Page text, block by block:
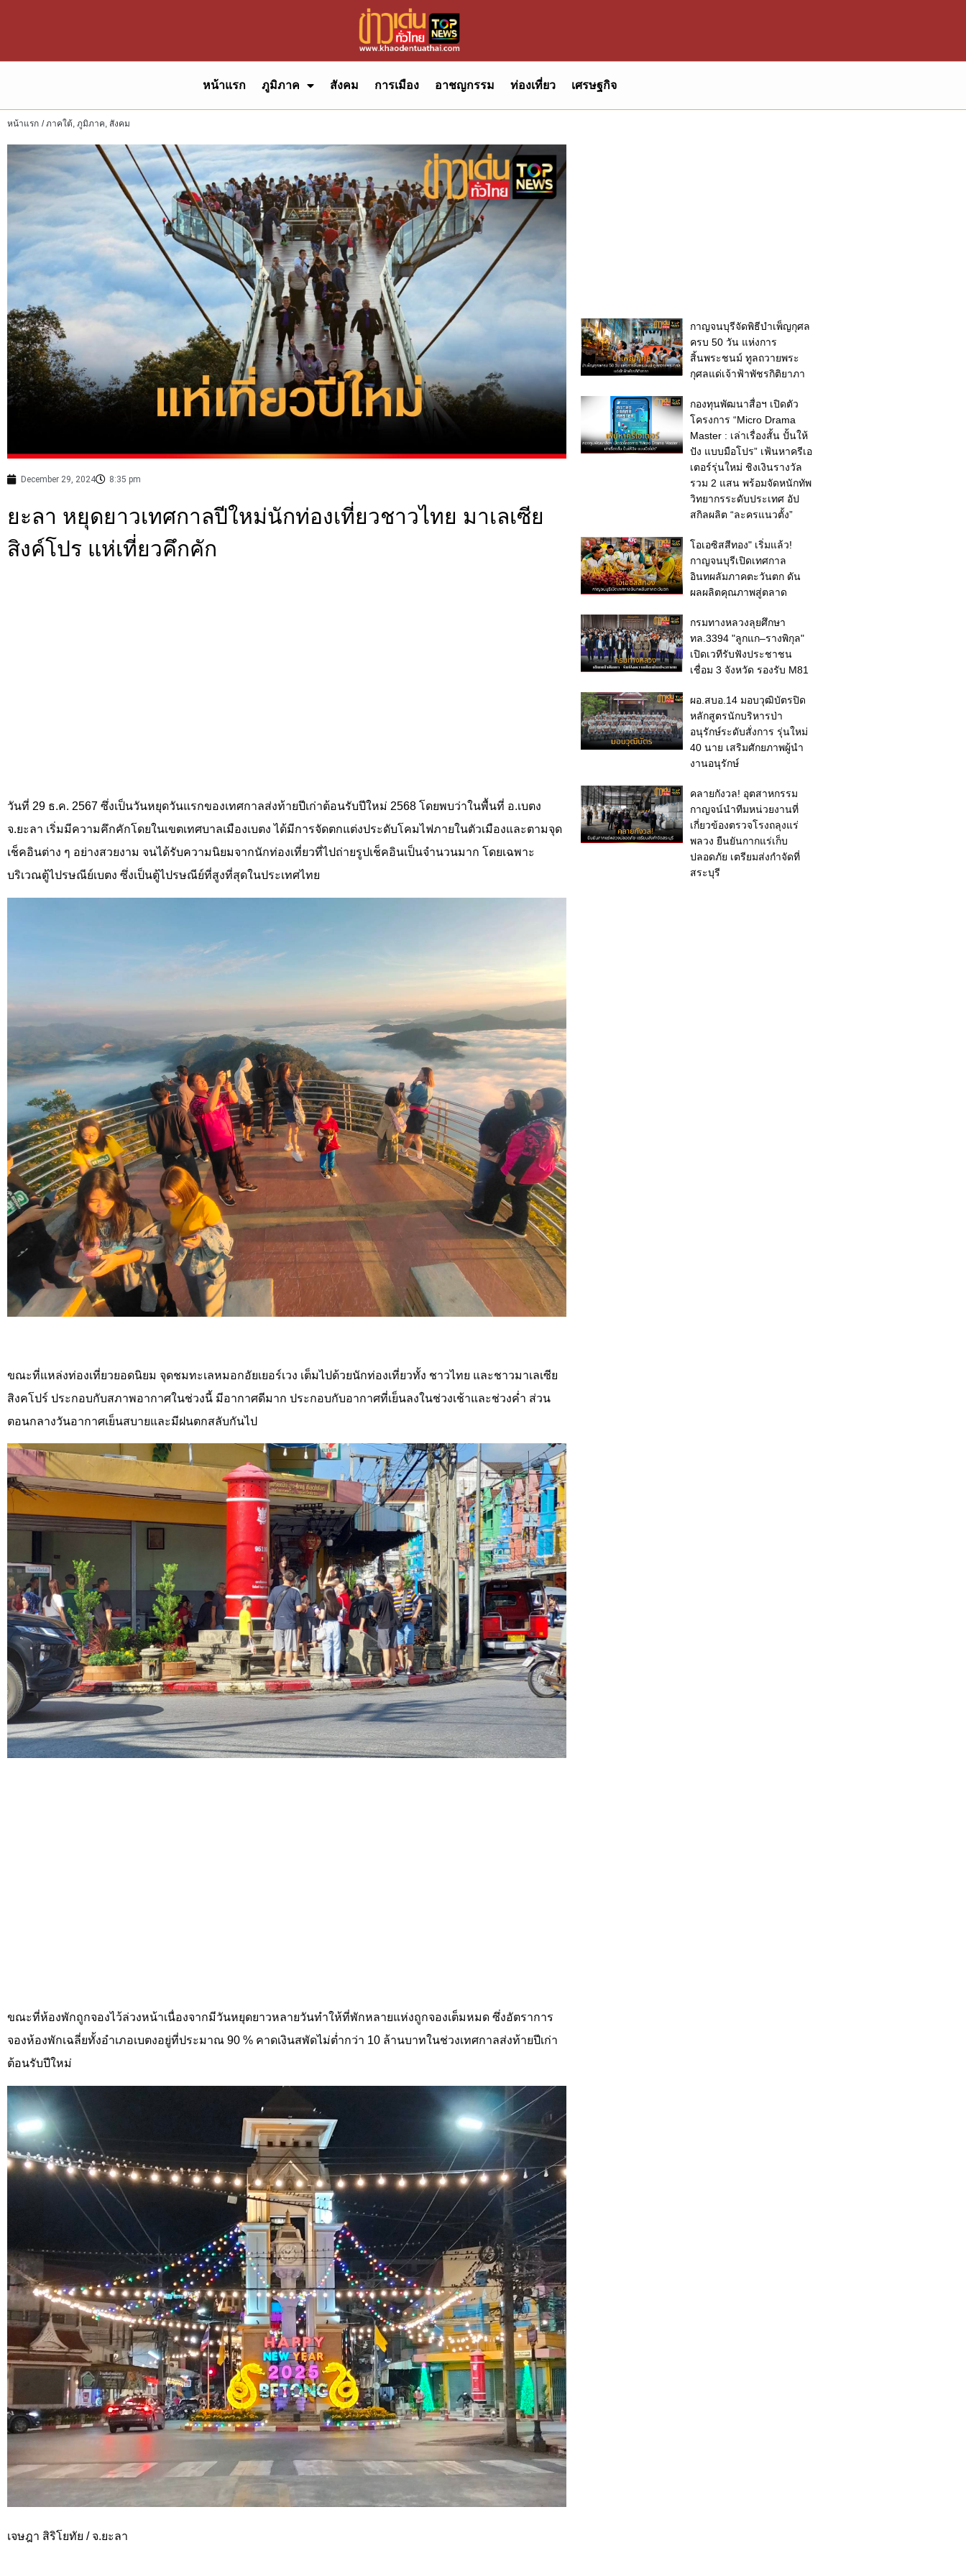
หน้าแรก ภูมิภาค สังคม การเมือง อาชญกรรม ท่องเที่ยว เศรษฐกิจ
หน้าแรก / ภาคใต้, ภูมิภาค, สังคม
December 29, 2024 8:35 pm
ยะลา หยุดยาวเทศกาลปีใหม่นักท่องเที่ยวชาวไทย มาเลเซีย
สิงค์โปร แห่เที่ยวคึกคัก
วันที่ 29 ธ.ค. 2567 ซึ่งเป็นวันหยุดวันแรกของเทศกาลส่งท้ายปีเก่าต้อนรับปีใหม่ 2568 โดยพบว่าในพื้นที่ อ.เบตง
จ.ยะลา เริ่มมีความคึกคักโดยในเขตเทศบาลเมืองเบตง ได้มีการจัดตกแต่งประดับโคมไฟภายในตัวเมืองและตามจุด
เช็คอินต่าง ๆ อย่างสวยงาม จนได้รับความนิยมจากนักท่องเที่ยวที่ไปถ่ายรูปเช็คอินเป็นจำนวนมาก โดยเฉพาะ
บริเวณตู้ไปรษณีย์เบตง ซึ่งเป็นตู้ไปรษณีย์ที่สูงที่สุดในประเทศไทย
ขณะที่แหล่งท่องเที่ยวยอดนิยม จุดชมทะเลหมอกอัยเยอร์เวง เต็มไปด้วยนักท่องเที่ยวทั้ง ชาวไทย และชาวมาเลเซีย
สิงคโปร์ ประกอบกับสภาพอากาศในช่วงนี้ มีอากาศดีมาก ประกอบกับอากาศที่เย็นลงในช่วงเช้าและช่วงค่ำ ส่วน
ตอนกลางวันอากาศเย็นสบายและมีฝนตกสลับกันไป
ขณะที่ห้องพักถูกจองไว้ล่วงหน้าเนื่องจากมีวันหยุดยาวหลายวันทำให้ที่พักหลายแห่งถูกจองเต็มหมด ซึ่งอัตราการ
จองห้องพักเฉลี่ยทั้งอำเภอเบตงอยู่ที่ประมาณ 90 % คาดเงินสพัดไม่ต่ำกว่า 10 ล้านบาทในช่วงเทศกาลส่งท้ายปีเก่า
ต้อนรับปีใหม่
เจษฎา สิริโยทัย / จ.ยะลา
กาญจนบุรีจัดพิธีบำเพ็ญกุศล
ครบ 50 วัน แห่งการ
สิ้นพระชนม์ ทูลถวายพระ
กุศลแด่เจ้าฟ้าพัชรกิติยาภา
กองทุนพัฒนาสื่อฯ เปิดตัว
โครงการ “Micro Drama
Master : เล่าเรื่องสั้น ปั้นให้
ปัง แบบมือโปร” เฟ้นหาครีเอ
เตอร์รุ่นใหม่ ชิงเงินรางวัล
รวม 2 แสน พร้อมจัดหนักทัพ
วิทยากรระดับประเทศ อัป
สกิลผลิต “ละครแนวตั้ง”
โอเอซิสสีทอง" เริ่มแล้ว!
กาญจนบุรีเปิดเทศกาล
อินทผลัมภาคตะวันตก ดัน
ผลผลิตคุณภาพสู่ตลาด
กรมทางหลวงลุยศึกษา
ทล.3394 "ลูกแก–รางพิกุล"
เปิดเวทีรับฟังประชาชน
เชื่อม 3 จังหวัด รองรับ M81
ผอ.สบอ.14 มอบวุฒิบัตรปิด
หลักสูตรนักบริหารป่า
อนุรักษ์ระดับสั่งการ รุ่นใหม่
40 นาย เสริมศักยภาพผู้นำ
งานอนุรักษ์
คลายกังวล! อุตสาหกรรม
กาญจน์นำทีมหน่วยงานที่
เกี่ยวข้องตรวจโรงถลุงแร่
พลวง ยืนยันกากแร่เก็บ
ปลอดภัย เตรียมส่งกำจัดที่
สระบุรี